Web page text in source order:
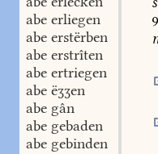
abe erliegen
abe erstërben
abe erstrîten
abe ertriegen
abe ëʒʒen
abe gân
abe gebaden
abe gebinden